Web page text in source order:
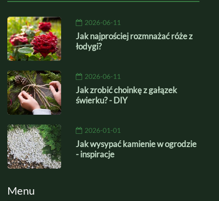
2026-06-11
Jak najprościej rozmnażać róże z
łodygi?
2026-06-11
Jak zrobić choinkę z gałązek
świerku? - DIY
2026-01-01
Jak wysypać kamienie w ogrodzie
- inspiracje
Menu